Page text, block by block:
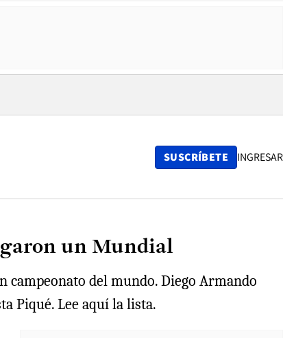
SUSCRÍBETE INGRESAR
un Mundial
campeonato del mundo. Diego Armando
Piqué. Lee aquí la lista.